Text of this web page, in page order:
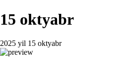
15 oktyabr
2025 yil 15 oktyabr